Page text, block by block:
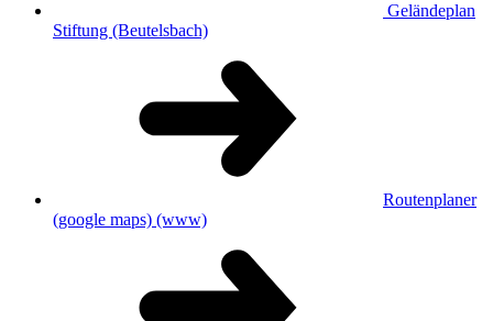
Geländeplan
Stiftung (Beutelsbach)
Routenplaner
(google maps) (www)